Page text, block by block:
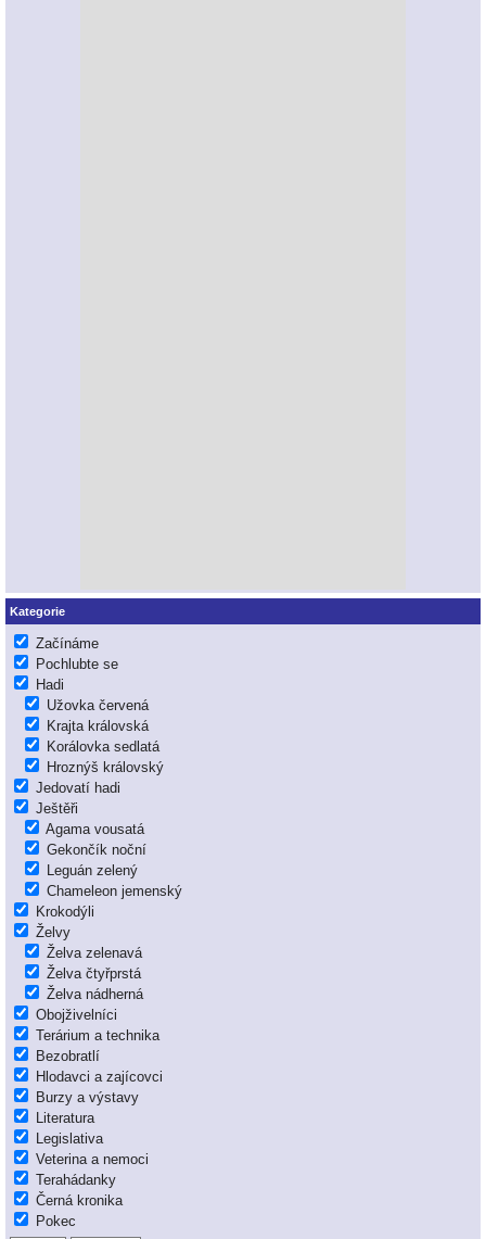
Kategorie
Začínáme
Pochlubte se
Hadi
Užovka červená
Krajta královská
Korálovka sedlatá
Hroznýš královský
Jedovatí hadi
Ještěři
Agama vousatá
Gekončík noční
Leguán zelený
Chameleon jemenský
Krokodýli
Želvy
Želva zelenavá
Želva čtyřprstá
Želva nádherná
Obojživelníci
Terárium a technika
Bezobratlí
Hlodavci a zajícovci
Burzy a výstavy
Literatura
Legislativa
Veterina a nemoci
Terahádanky
Černá kronika
Pokec